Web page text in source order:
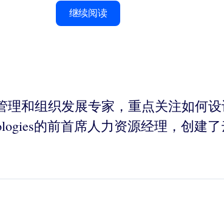
继续阅读
理和组织发展专家，重点关注如何
的前首席人力资源经理，创建